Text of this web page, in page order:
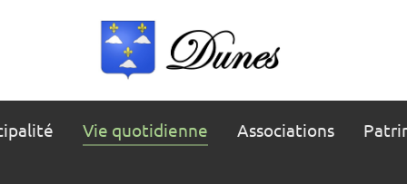
Vie quotidienne Associations